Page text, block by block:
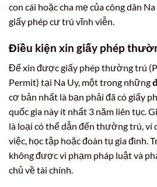
con cái hoặc cha mẹ của công dân
giấy phép cư trú vĩnh viễn.
Điều kiện xin giấy phép
Để xin được giấy phép thường trú
Permit) tại Na Uy, một trong những
cơ bản nhất là bạn phải đã có giấy
quốc gia này ít nhất 3 năm liên tục.
là loại có thể dẫn đến thường trú, ví
việc, học tập hoặc đoàn tụ gia đình.
không được vi phạm pháp luật và
chủ về tài chính.